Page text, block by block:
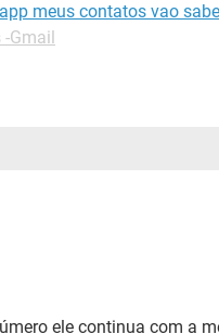
meus contatos vao
-Gmail
ele continua com a